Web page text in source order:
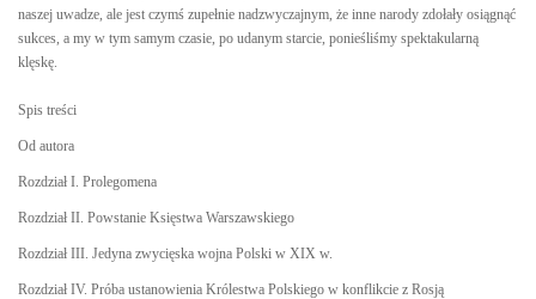
naszej uwadze, ale jest czymś zupełnie nadzwyczajnym, że inne narody zdołały osiągnąć
sukces, a my w tym samym czasie, po udanym starcie, ponieśliśmy spektakularną
klęskę.
Spis treści
Od autora
Rozdział I. Prolegomena
Rozdział II. Powstanie Księstwa Warszawskiego
Rozdział III. Jedyna zwycięska wojna Polski w XIX w.
Rozdział IV. Próba ustanowienia Królestwa Polskiego w konflikcie z Rosją